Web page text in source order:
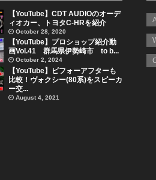
【YouTube】CDT AUDIOのオーデ
ィオカー、トヨタC-HRを紹介
October 28, 2020
【YouTube】プロショップ紹介動
画Vol.41 群馬県伊勢崎市 to b...
October 2, 2024
【YouTube】ビフォーアフターも
比較！ヴォクシー(80系)をスピーカ
ー交...
August 4, 2021